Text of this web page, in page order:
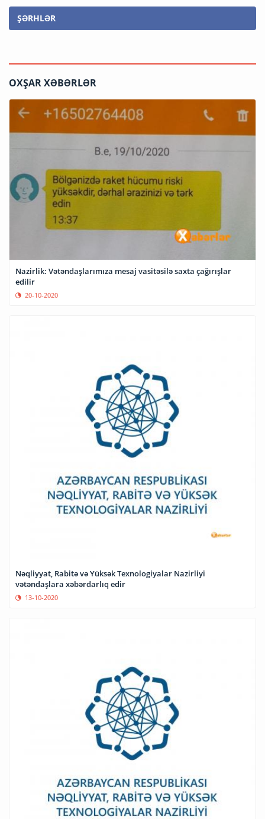
ŞƏRHLƏR
OXŞAR XƏBƏRLƏR
Nazirlik: Vətəndaşlarımıza mesaj vasitəsilə saxta çağırışlar
edilir
20-10-2020
Nəqliyyat, Rabitə və Yüksək Texnologiyalar Nazirliyi
vətəndaşlara xəbərdarlıq edir
13-10-2020